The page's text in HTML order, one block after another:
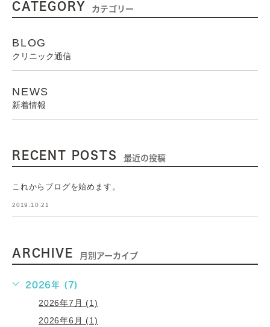
CATEGORY カテゴリー
BLOG
クリニック通信
NEWS
新着情報
RECENT POSTS 最近の投稿
これからブログを始めます。
2019.10.21
ARCHIVE 月別アーカイブ
2026年 (7)
2026年7月 (1)
2026年6月 (1)